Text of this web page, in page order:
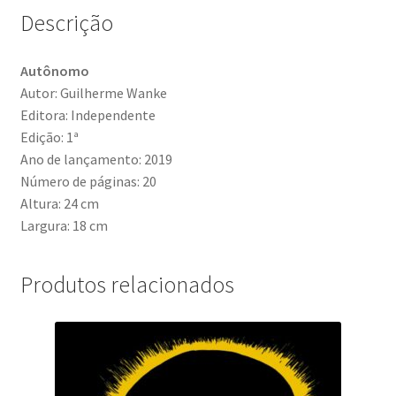
Descrição
Autônomo
Autor: Guilherme Wanke
Editora: Independente
Edição: 1ª
Ano de lançamento: 2019
Número de páginas: 20
Altura: 24 cm
Largura: 18 cm
Produtos relacionados